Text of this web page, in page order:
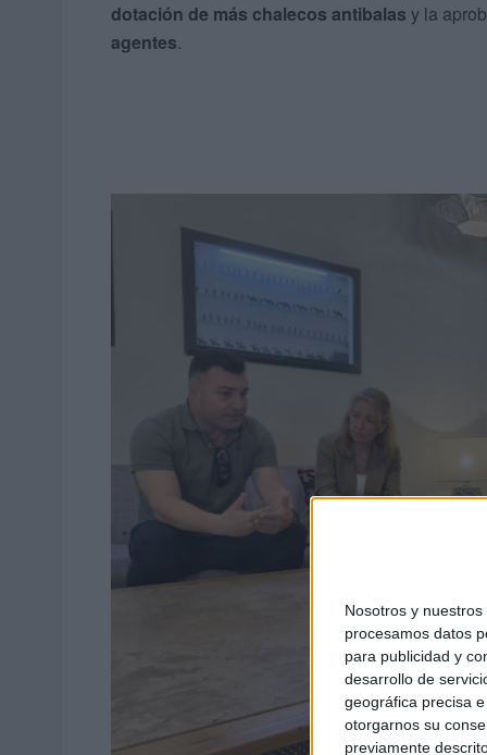
Nosotros y nuestros
procesamos datos
para publicidad y
desarrollo de
geográfica precisa
otorgarnos su
previamente
dotación de más chalecos antibalas y la
agentes.